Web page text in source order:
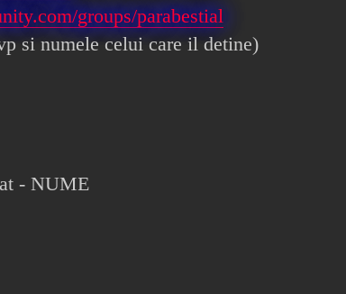
groups/parabestial
si numele celui care il detine)
- NUME